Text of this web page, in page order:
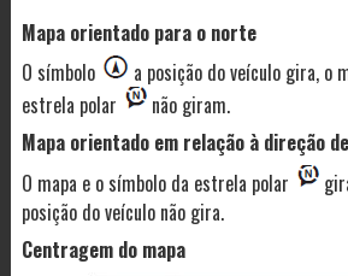
Mapa orientado para o norte
O símbolo
a posição do veículo gira, o
estrela polar
não giram.
Mapa orientado em relação à direção
O mapa e o símbolo da estrela polar
posição do veículo não gira.
Centragem do mapa